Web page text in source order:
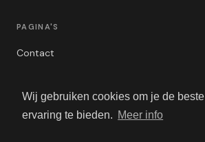
Wij gebruiken cookies om je de beste
ervaring te bieden. Meer info
PAGINA'S
Contact
Algemene Voorwaarden
Adverteren